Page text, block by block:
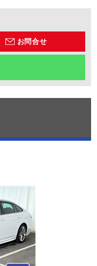
お問合せ